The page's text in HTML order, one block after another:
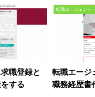
職登録と
する
転職エージェント
転職エージ
職務経歴書